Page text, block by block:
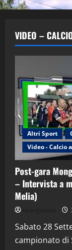
VIDEO –
Altri Sport
Video - Calcio
Post-gara
– Intervista a
Melia)
Sabato 28
campionato di
2